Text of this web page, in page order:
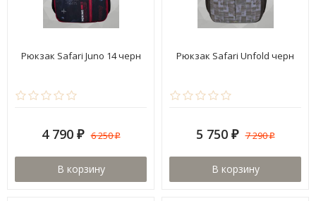
Рюкзак Safari Juno 14 черн
4 790 ₽ 6 250₽
В корзину
Рюкзак Safari Unfold черн
5 750 ₽ 7 290₽
В корзину